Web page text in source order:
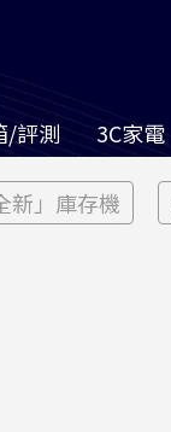
/評測 3C家電
新」庫存機